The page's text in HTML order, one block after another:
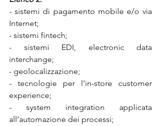
- sistemi di pagamento mobile e/o via
Internet;
- sistemi fintech;
- sistemi EDI, electronic data
interchange;
- geolocalizzazione;
- tecnologie per l’in-store customer
experience;
- system integration applicata
all’automazione dei processi;